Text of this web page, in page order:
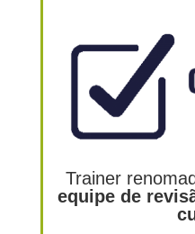
Trainer
equipe de